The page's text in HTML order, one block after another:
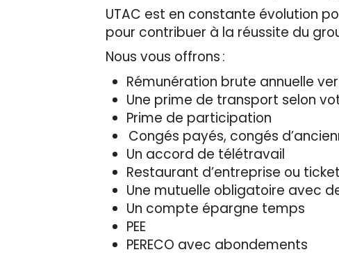
UTAC est en constante évolution
pour contribuer à la réussite du
Nous vous offrons :
Rémunération brute annuelle
Une prime de transport selon
Prime de participation
Congés payés, congés
Un accord de télétravail
Restaurant d’entreprise ou
Une mutuelle obligatoire avec
Un compte épargne temps
PEE
PERECO avec abondements